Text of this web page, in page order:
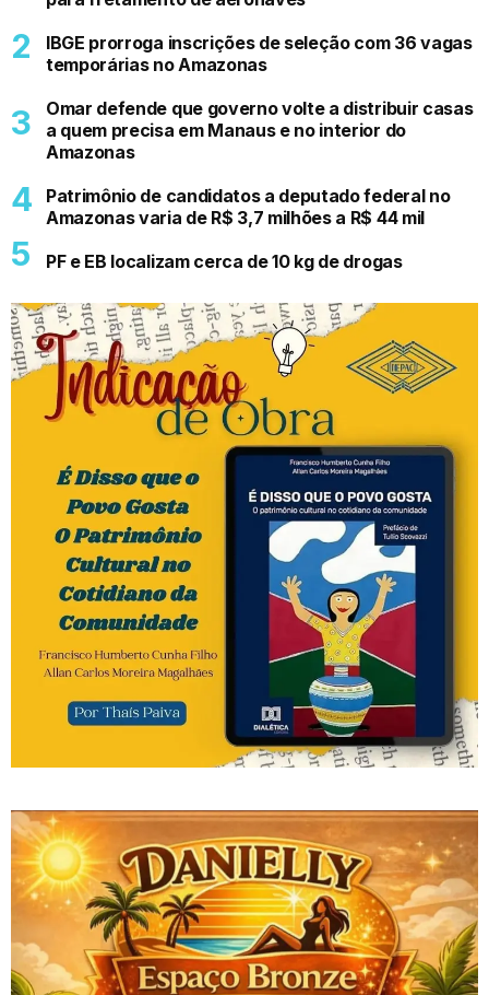
IBGE prorroga inscrições de seleção com 36 vagas
temporárias no Amazonas
Omar defende que governo volte a distribuir casas
a quem precisa em Manaus e no interior do
Amazonas
Patrimônio de candidatos a deputado federal no
Amazonas varia de R$ 3,7 milhões a R$ 44 mil
PF e EB localizam cerca de 10 kg de drogas